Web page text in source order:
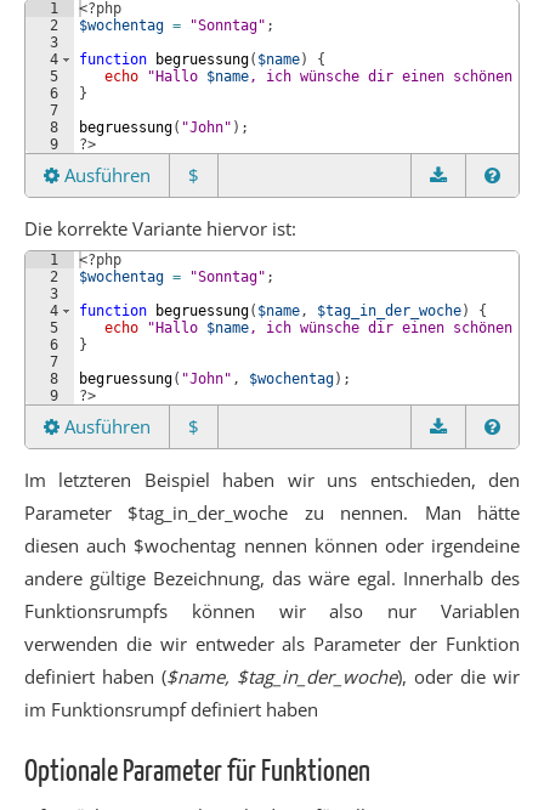
1
2
3
4
5
6
7
8
9
<?php
$wochentag = "Sonntag" ;
function
begruessung( $name)
{
echo
"Hallo $name, ich wünsche dir einen schönen
}
begruessung( "John" ) ;
?>
Ausführen $
Die korrekte Variante hiervor ist:
1
2
3
4
5
6
7
8
9
<?php
$wochentag = "Sonntag" ;
function
begruessung( $name, $tag_in_der_woche)
{
echo
"Hallo $name, ich wünsche dir einen schönen
}
begruessung( "John" , $wochentag) ;
?>
Ausführen $
Im letzteren Beispiel haben wir uns entschieden, den
Parameter $tag_in_der_woche zu nennen. Man hätte
diesen auch $wochentag nennen können oder irgendeine
andere gültige Bezeichnung, das wäre egal. Innerhalb des
Funktionsrumpfs können wir also nur Variablen
verwenden die wir entweder als Parameter der Funktion
definiert haben ($name, $tag_in_der_woche), oder die wir
im Funktionsrumpf definiert haben
Optionale Parameter für Funktionen